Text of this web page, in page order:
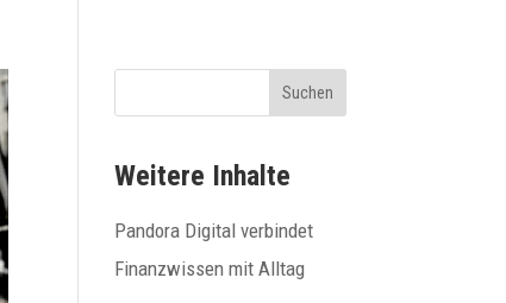
Suchen
Weitere Inhalte
Pandora Digital verbindet
Finanzwissen mit Alltag